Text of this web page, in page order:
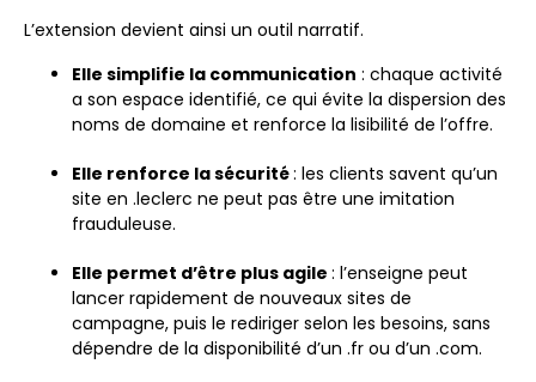
L’extension devient ainsi un outil narratif.
Elle simplifie la communication : chaque activité
a son espace identifié, ce qui évite la dispersion des
noms de domaine et renforce la lisibilité de l’offre.
Elle renforce la sécurité: les clients savent qu’un
site en .leclerc ne peut pas être une imitation
frauduleuse.
Elle permet d’être plus agile : l’enseigne peut
lancer rapidement de nouveaux sites de
campagne, puis le rediriger selon les besoins, sans
dépendre de la disponibilité d’un .fr ou d’un .com.